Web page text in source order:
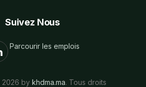
Suivez Nous
Parcourir les emplois
by khdma.ma. Tous droits